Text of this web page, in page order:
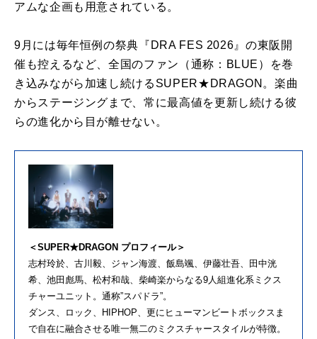
アムな企画も用意されている。
9月には毎年恒例の祭典『DRA FES 2026』の東阪開
催も控えるなど、全国のファン（通称：BLUE）を巻
き込みながら加速し続けるSUPER★DRAGON。楽曲
からステージングまで、常に最高値を更新し続ける彼
らの進化から目が離せない。
＜SUPER★DRAGON プロフィール＞
志村玲於、古川毅、ジャン海渡、飯島颯、伊藤壮吾、田中洸
希、池田彪馬、松村和哉、柴崎楽からなる9人組進化系ミクス
チャーユニット。通称”スパドラ”。
ダンス、ロック、HIPHOP、更にヒューマンビートボックスま
で自在に融合させる唯一無二のミクスチャースタイルが特徴。